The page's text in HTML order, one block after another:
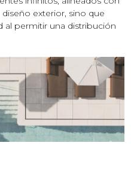
exterior, sino que
al permitir una distribución